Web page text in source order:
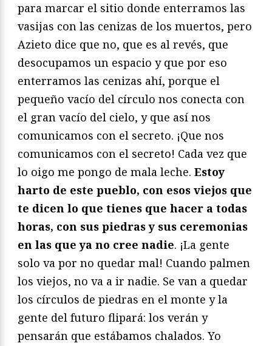
para marcar el sitio donde enterramos las
vasijas con las cenizas de los muertos, pero
Azieto dice que no, que es al revés, que
desocupamos un espacio y que por eso
enterramos las cenizas ahí, porque el
pequeño vacío del círculo nos conecta con
el gran vacío del cielo, y que así nos
comunicamos con el secreto. ¡Que nos
comunicamos con el secreto! Cada vez que
lo oigo me pongo de mala leche. Estoy
harto de este pueblo, con esos viejos que
te dicen lo que tienes que hacer a todas
horas, con sus piedras y sus ceremonias
en las que ya no cree nadie. ¡La gente
solo va por no quedar mal! Cuando palmen
los viejos, no va a ir nadie. Se van a quedar
los círculos de piedras en el monte y la
gente del futuro flipará: los verán y
pensarán que estábamos chalados. Yo